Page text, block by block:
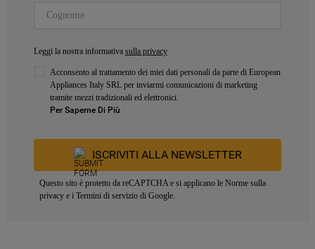
Leggi la nostra informativa sulla privacy
Acconsento al trattamento dei miei dati personali da parte di European
Appliances Italy SRL per inviarmi comunicazioni di marketing
tramite mezzi tradizionali ed elettronici.
Per Saperne Di Più
ISCRIVITI ALLA NEWSLETTER
Questo sito è protetto da reCAPTCHA e si applicano le Norme sulla
privacy e i Termini di servizio di Google.